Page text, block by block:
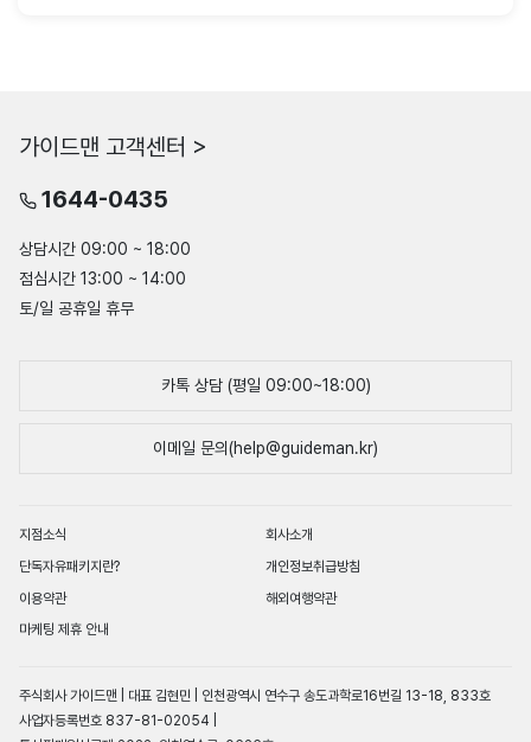
가이드맨 고객센터 >
1644-0435
상담시간 09:00 ~ 18:00
점심시간 13:00 ~ 14:00
토/일 공휴일 휴무
카톡 상담 (평일 09:00~18:00)
이메일 문의(help@guideman.kr)
지점소식
회사소개
단독자유패키지란?
개인정보취급방침
이용약관
해외여행약관
마케팅 제휴 안내
주식회사 가이드맨 | 대표 김현민 | 인천광역시 연수구 송도과학로16번길 13-18, 833호
사업자등록번호 837-81-02054 |